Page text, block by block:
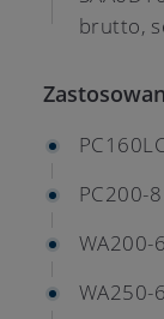
brutto,
PC200-
WA200-6
WA250-6